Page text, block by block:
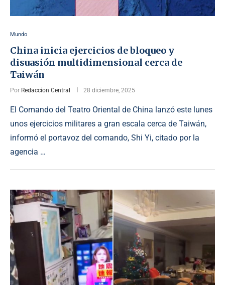
Mundo
China inicia ejercicios de bloqueo y
disuasión multidimensional cerca de
Taiwán
Por Redaccion Central 28 diciembre, 2025
El Comando del Teatro Oriental de China lanzó este lunes
unos ejercicios militares a gran escala cerca de Taiwán,
informó el portavoz del comando, Shi Yi, citado por la
agencia …